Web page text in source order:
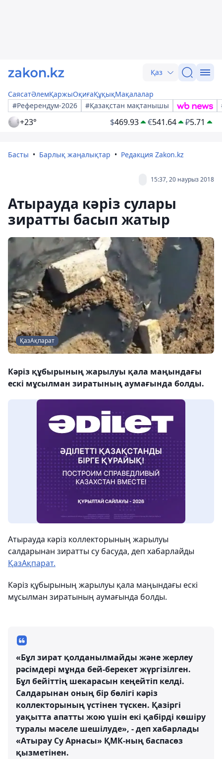
Қаз
СаясатӘлемҚаржыОқиғаҚұқықМақалалар
#Референдум-2026
#Қазақстан мақтанышы
+23° $469.93 €541.64 ₽5.71
Басты Барлық жаңалықтар Редакция Zakon.kz
15:37, 20 наурыз 2018
Атырауда кәріз сулары
зиратты басып жатыр
ҚазАқпарат
Кәріз құбырының жарылуы қала маңындағы
ескі мұсылман зиратының аумағында болды.
Атырауда кәріз коллекторының жарылуы
салдарынан зиратты су басуда, деп хабарлайды
ҚазАқпарат.
Кәріз құбырының жарылуы қала маңындағы ескі
мұсылман зиратының аумағында болды.
«Бұл зират қолданылмайды және жерлеу
рәсімдері мұнда бей-берекет жүргізілген.
Бұл бейіттің шекарасын кеңейтіп келді.
Салдарынан оның бір бөлігі кәріз
коллекторының үстінен түскен. Қазіргі
уақытта апатты жою үшін екі қабірді көшіру
туралы мәселе шешілуде», - деп хабарлады
«Атырау Су Арнасы» ҚМК-ның баспасөз
қызметінен.